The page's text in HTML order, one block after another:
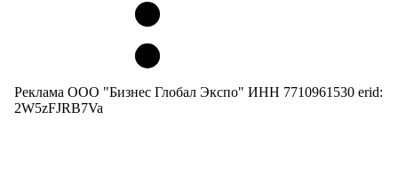
Реклама ООО "Бизнес Глобал Экспо" ИНН 7710961530 erid:
2W5zFJRB7Va